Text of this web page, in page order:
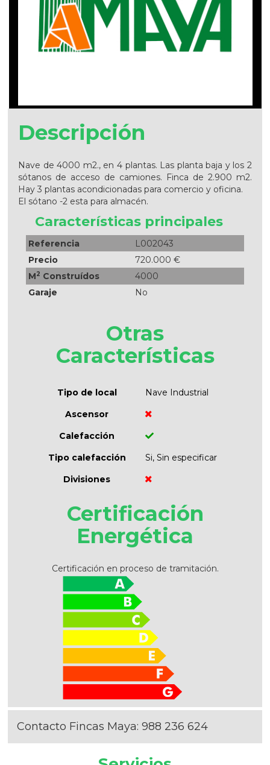
Descripción
Nave de 4000 m2., en 4 plantas. Las planta baja y los 2
sótanos de acceso de camiones. Finca de 2.900 m2.
Hay 3 plantas acondicionadas para comercio y oficina.
El sótano -2 esta para almacén.
Características principales
Referencia
L002043
Precio
720.000 €
M2 Construídos
4000
Garaje
No
Otras
Características
Tipo de local
Nave Industrial
Ascensor
Calefacción
Tipo calefacción
Si, Sin especificar
Divisiones
Certificación
Energética
Certificación en proceso de tramitación.
Contacto Fincas Maya:988 236 624